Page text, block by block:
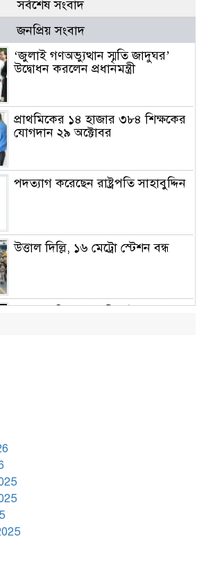
সর্বশেষ সংবাদ
জনপ্রিয় সংবাদ
‘জুলাই গণঅভ্যুত্থান স্মৃতি জাদুঘর’
উদ্বোধন করলেন প্রধানমন্ত্রী
প্রাথমিকের ১৪ হাজার ৩৮৪ শিক্ষকের
যোগদান ২৯ অক্টোবর
পদত্যাগ করেছেন রাষ্ট্রপতি সাহাবুদ্দিন
উত্তাল দিল্লি, ১৬ মেট্রো স্টেশন বন্ধ
বৃষ্টি থামার নাম নেই, পথে পথে